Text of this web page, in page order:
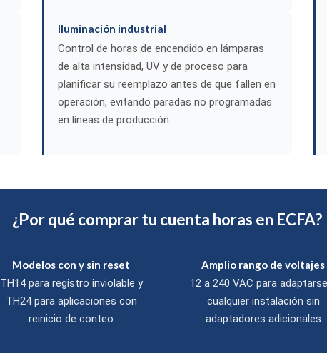
Iluminación industrial
Control de horas de encendido en lámparas
de alta intensidad, UV y de proceso para
planificar su reemplazo antes de que fallen en
operación, evitando paradas no programadas
en líneas de producción.
¿Por qué comprar tu cuenta horas en ECFA?
Modelos con y sin reset
TH14 para registro inviolable y
TH24 para aplicaciones con
reinicio de conteo
Amplio rango de voltajes
12 a 240 VAC para
cualquier instalación sin
adaptadores adicionales